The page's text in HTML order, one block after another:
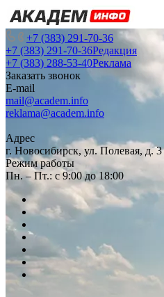
+7 (383) 291-70-36
+7 (383) 291-70-36Редакция
+7 (383) 288-53-40Реклама
Заказать звонок
E-mail
mail@academ.info
reklama@academ.info
Адрес
г. Новосибирск, ул. Полевая, д. 3
Режим работы
Пн. – Пт.: с 9:00 до 18:00